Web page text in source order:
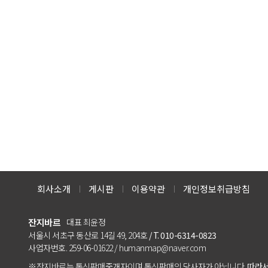
회사소개 게시판 이용약관 개인정보취급방침
잔지바르 대표 최윤정
서울시 서초구 동산로 14길 49, 204호 / T. 010-6314-0823
사업자번호. 259-06-01622 / humanmap@naver.com